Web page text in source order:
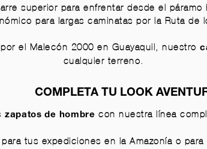
superior para enfrentar desde el páramo
para largas caminatas por la Ruta de
el Malecón 2000 en Guayaquil, nuestro
cualquier terreno.
COMPLETA TU LOOK
zapatos de hombre con nuestra línea
tus expediciones en la Amazonía o